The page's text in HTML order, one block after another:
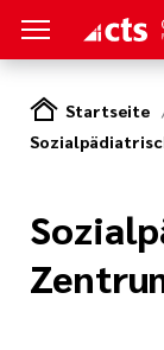
Startseite